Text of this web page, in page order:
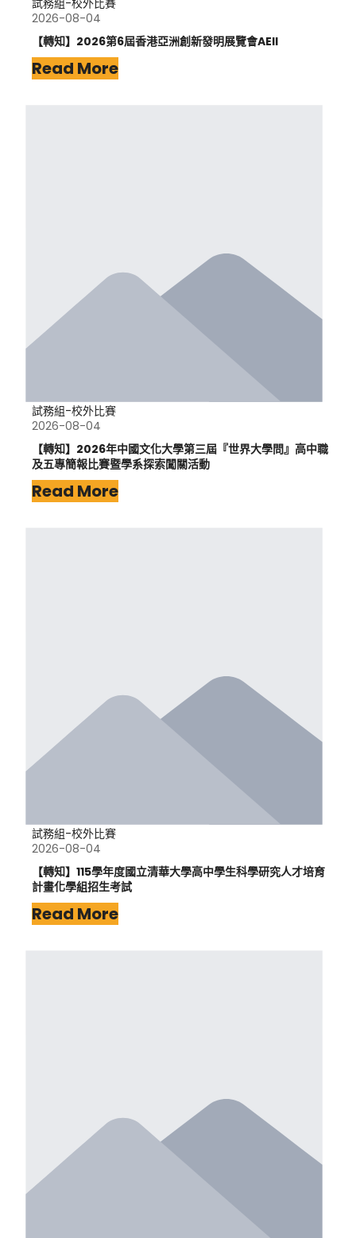
試務組-校外比賽
2026-08-04
【轉知】2026第6屆香港亞洲創新發明展覽會AEII
Read More
試務組-校外比賽
2026-08-04
【轉知】2026年中國文化大學第三屆『世界大學問』高中職
及五專簡報比賽暨學系探索闖關活動
Read More
試務組-校外比賽
2026-08-04
【轉知】115學年度國立清華大學高中學生科學研究人才培育
計畫化學組招生考試
Read More